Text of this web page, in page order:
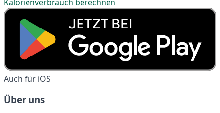
Kalorienverbrauch berechnen
Auch für iOS
Über uns